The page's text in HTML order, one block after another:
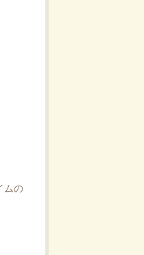
ムの